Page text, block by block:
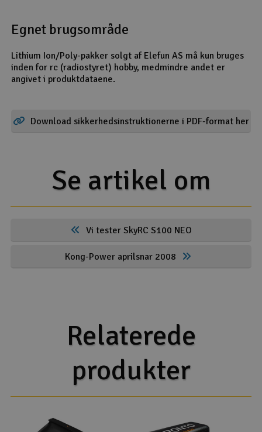
Egnet brugsområde
Lithium Ion/Poly-pakker solgt af Elefun AS må kun bruges
inden for rc (radiostyret) hobby, medmindre andet er
angivet i produktdataene.
Download sikkerhedsinstruktionerne i PDF-format her
Se artikel om
Vi tester SkyRC S100 NEO
Kong-Power aprilsnar 2008
Relaterede
produkter